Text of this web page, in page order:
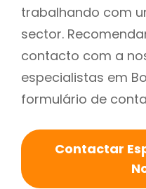
trabalhando com
sector.
contacto com a
especialistas em
formulário de
Contactar